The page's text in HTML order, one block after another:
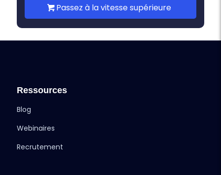
Passez à la vitesse supérieure
Ressources
Blog
Webinaires
Recrutement